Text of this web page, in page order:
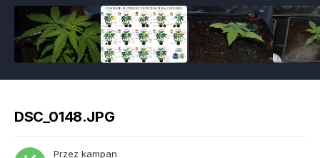
DSC_0148.JPG
Przez kampan